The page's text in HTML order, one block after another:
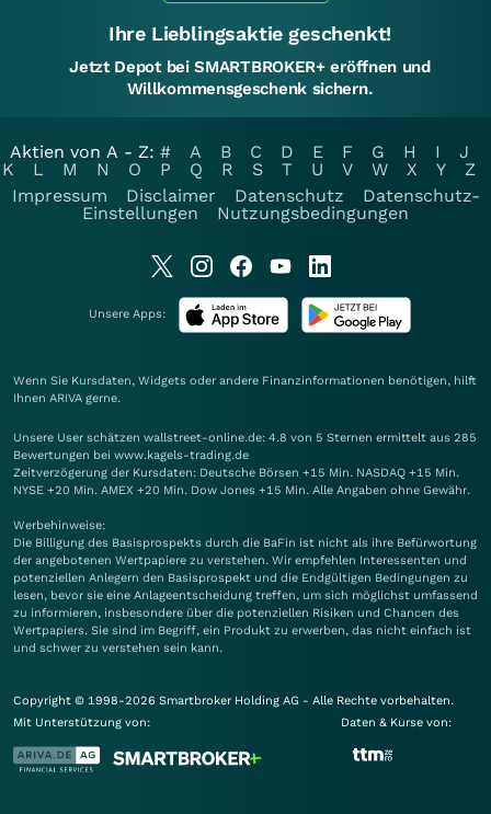
Ihre Lieblingsaktie geschenkt!
Jetzt Depot bei SMARTBROKER+ eröffnen und
Willkommensgeschenk sichern.
Aktien von A - Z: # A B C D E F G H I
J
K
L M N O P Q R S T U V W X Y
Z
Impressum
Disclaimer Datenschutz
Datenschutz-
Einstellungen
Nutzungsbedingungen
Unsere Apps:
Wenn Sie Kursdaten, Widgets oder andere Finanzinformationen benötigen, hilft
Ihnen ARIVA gerne.
Unsere User schätzen wallstreet-online.de: 4.8 von 5 Sternen ermittelt aus 285
Bewertungen bei www.kagels-trading.de
Zeitverzögerung der Kursdaten: Deutsche Börsen +15 Min. NASDAQ +15 Min.
NYSE +20 Min. AMEX +20 Min. Dow Jones +15 Min. Alle Angaben ohne Gewähr.
Werbehinweise:
Die Billigung des Basisprospekts durch die BaFin ist nicht als ihre Befürwortung
der angebotenen Wertpapiere zu verstehen. Wir empfehlen Interessenten und
potenziellen Anlegern den Basisprospekt und die Endgültigen Bedingungen zu
lesen, bevor sie eine Anlageentscheidung treffen, um sich möglichst umfassend
zu informieren, insbesondere über die potenziellen Risiken und Chancen des
Wertpapiers. Sie sind im Begriff, ein Produkt zu erwerben, das nicht einfach ist
und schwer zu verstehen sein kann.
Copyright © 1998-2026 Smartbroker Holding AG - Alle Rechte vorbehalten.
Mit Unterstützung von:
Daten & Kurse von: